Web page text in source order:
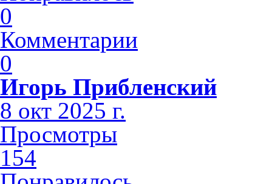
0
Комментарии
0
Игорь Прибленский
8 окт 2025 г.
Просмотры
154